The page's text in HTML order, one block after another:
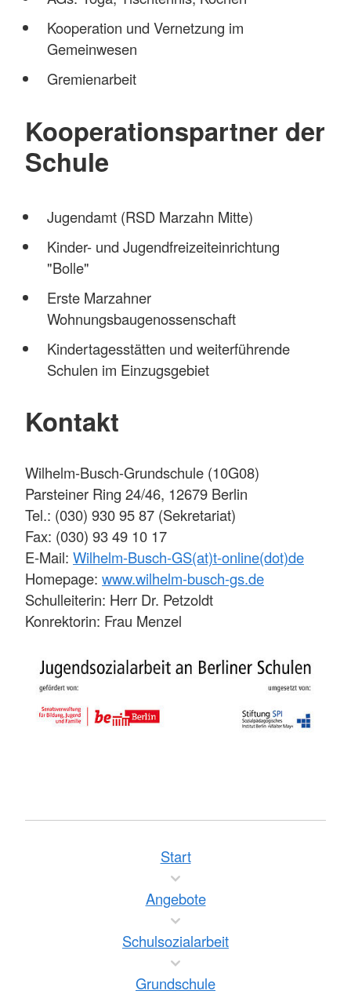
Kooperation und Vernetzung im
Gemeinwesen
Gremienarbeit
Kooperationspartner der
Schule
Jugendamt (RSD Marzahn Mitte)
Kinder- und Jugendfreizeiteinrichtung
"Bolle"
Erste Marzahner
Wohnungsbaugenossenschaft
Kindertagesstätten und weiterführende
Schulen im Einzugsgebiet
Kontakt
Wilhelm-Busch-Grundschule (10G08)
Parsteiner Ring 24/46, 12679 Berlin
Tel.: (030) 930 95 87 (Sekretariat)
Fax: (030) 93 49 10 17
E-Mail: Wilhelm-Busch-GS(at)t-online(dot)de
Homepage: www.wilhelm-busch-gs.de
Schulleiterin: Herr Dr. Petzoldt
Konrektorin: Frau Menzel
Start
Angebote
Schulsozialarbeit
Grundschule